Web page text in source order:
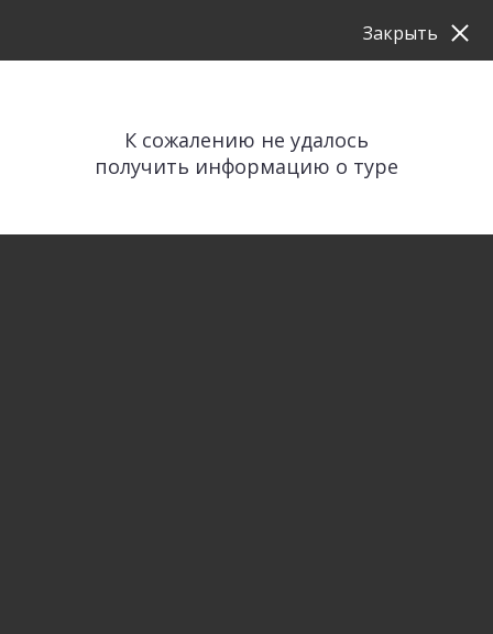
К сожалению не удалось
получить информацию о туре
Закрыть